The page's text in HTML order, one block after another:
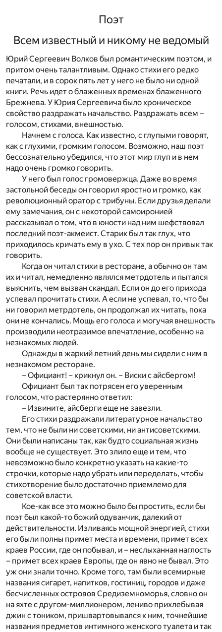
Поэт
Всем известный и никому не ведомый
Юрий Сергеевич Волков был романтическим поэтом, и
притом очень талантливым. Однако стихи его редко
печатали, и в сорок пять лет у него не было ни одной
книги. Речь идет о блаженных временах блаженного
Брежнева. У Юрия Сергеевича было хроническое
свойство раздражать начальство. Раздражать всем –
голосом, стихами, внешностью.
Начнем с голоса. Как известно, с глупыми говорят,
как с глухими, громким голосом. Возможно, наш поэт
бессознательно убедился, что этот мир глуп и в нем
надо очень громко говорить.
У него был голос громовержца. Даже во время
застольной беседы он говорил яростно и громко, как
революционный оратор с трибуны. Если друзья делали
ему замечания, он с некоторой самоиронией
рассказывал о том, что в юности над ним шефствовал
последний поэт-акмеист. Старик был так глух, что
приходилось кричать ему в ухо. С тех пор он привык так
говорить.
Когда он читал стихи в ресторане, а обычно он там
их и читал, немедленно являлся метрдотель и пытался
выяснить, чем вызван скандал. Если он до его прихода
успевал прочитать стихи. А если не успевал, то, что бы
ни говорил метрдотель, он продолжал их читать, пока
они не кончались. Мощь его голоса и могучая внешность
производили неотразимое впечатление, особенно на
незнакомых людей.
Однажды в жаркий летний день мы сидели с ним в
незнакомом ресторане.
– Официант! – крикнул он. – Виски с айсбергом!
Официант был так потрясен его уверенным
голосом, что растерянно ответил:
– Извините, айсберги еще не завезли.
Его стихи раздражали литературное начальство
тем, что не были ни советскими, ни антисоветскими.
Они были написаны так, как будто социальная жизнь
вообще не существует. Это злило еще и тем, что
невозможно было конкретно указать на какие-то
строчки, которые надо убрать или переделать, чтобы
стихотворение было достаточно приемлемо для
советской власти.
Кое-как все это можно было бы простить, если бы
поэт был какой-то божий одуванчик, далекий от
действительности. Изливаясь мощной энергией, стихи
его были полны примет места и времени, примет всех
краев России, где он побывал, и – неслыханная наглость
– примет всех краев Европы, где он явно не бывал. Это
уж они знали точно. Кроме того, там были всемирные
названия сигарет, напитков, гостиниц, городов и даже
бесчисленных островов Средиземноморья, словно он
на яхте с другом-миллионером, лениво прихлебывая
джин с тоником, пришвартовывался к ним, точнейшие
названия предметов интимного женского туалета и так